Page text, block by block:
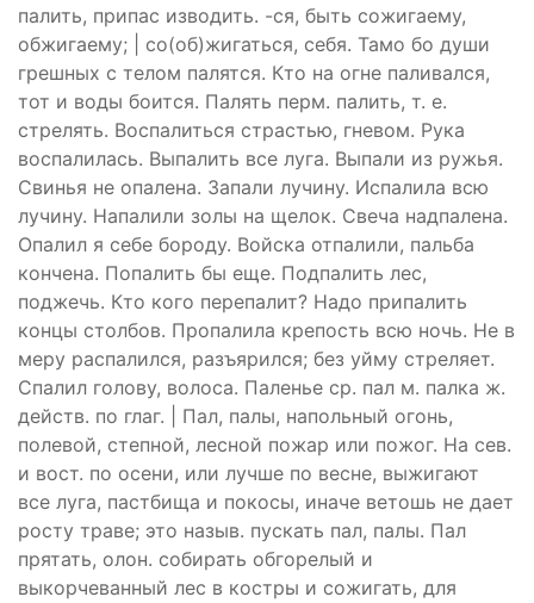
палить, припас изводить. -ся, быть сожигаему,
обжигаему; | со(об)жигаться, себя. Тамо бо души
грешных с телом палятся. Кто на огне паливался,
тот и воды боится. Палять перм. палить, т. е.
стрелять. Воспалиться страстью, гневом. Рука
воспалилась. Выпалить все луга. Выпали из ружья.
Свинья не опалена. Запали лучину. Испалила всю
лучину. Напалили золы на щелок. Свеча надпалена.
Опалил я себе бороду. Войска отпалили, пальба
кончена. Попалить бы еще. Подпалить лес,
поджечь. Кто кого перепалит? Надо припалить
концы столбов. Пропалила крепость всю ночь. Не в
меру распалился, разъярился; без уйму стреляет.
Спалил голову, волоса. Паленье ср. пал м. палка ж.
действ. по глаг. | Пал, палы, напольный огонь,
полевой, степной, лесной пожар или пожог. На сев.
и вост. по осени, или лучше по весне, выжигают
все луга, пастбища и покосы, иначе ветошь не дает
росту траве; это назыв. пускать пал, палы. Пал
прятать, олон. собирать обгорелый и
выкорчеванный лес в костры и сожигать, для